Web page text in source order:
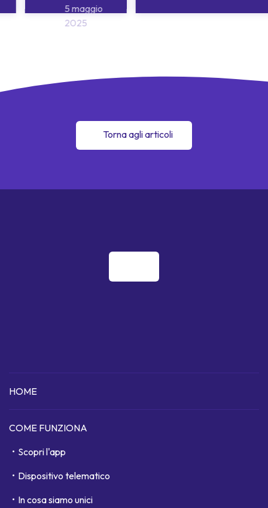
5 maggio
2025
Torna agli articoli
HOME
COME FUNZIONA
Scopri l'app
Dispositivo telematico
In cosa siamo unici